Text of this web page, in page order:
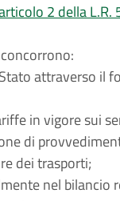
2 della L.R.
attraverso il
in vigore sui
di
dei trasporti;
nel bilancio